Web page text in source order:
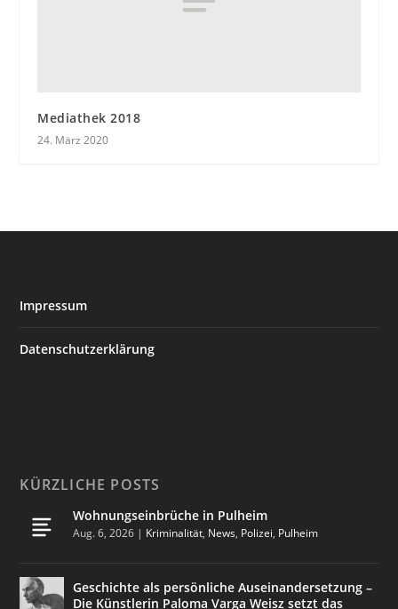
Mediathek 2018
24. März 2020
Impressum
Datenschutzerklärung
KÜRZLICHE POSTS
Wohnungseinbrüche in Pulheim
Aug. 6, 2026 | Kriminalität, News, Polizei, Pulheim
Geschichte als persönliche Auseinandersetzung –
Die Künstlerin Paloma Varga Weisz setzt das